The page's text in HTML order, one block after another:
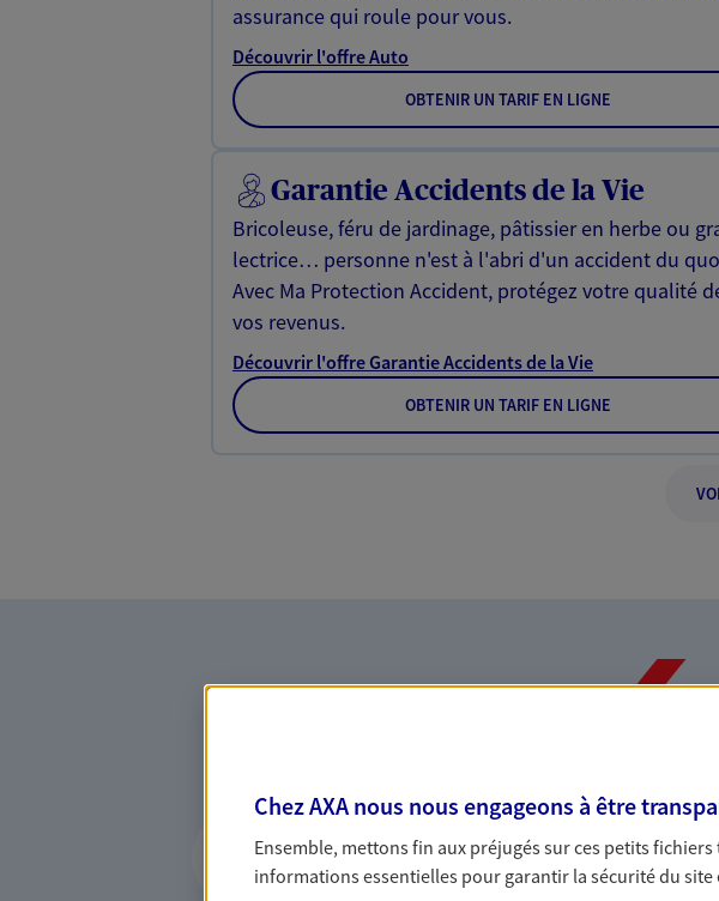
assurance qui roule pour vous.
Découvrir l'offre Auto
OBTENIR UN TARIF EN LIGNE
Garantie Accidents de la Vie
Bricoleuse, féru de jardinage, pâtissier en herbe ou
lectrice… personne n'est à l'abri d'un accident du
Avec Ma Protection Accident, protégez votre qualité
vos revenus.
Découvrir l'offre Garantie Accidents de la Vie
OBTENIR UN TARIF EN LIGNE
Vous accompagner dans la durée
confiance
Chez AXA nous nous engageons à être
Ensemble, mettons fin aux préjugés sur ces petits
informations essentielles pour garantir la sécurité du